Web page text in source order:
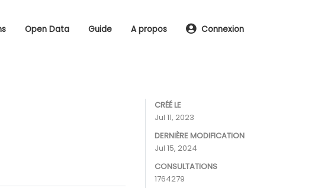
Open Data Guide A propos Connexion
CRÉÉ LE
Jul 11, 2023
DERNIÈRE MODIFICATION
Jul 15, 2024
CONSULTATIONS
1764279